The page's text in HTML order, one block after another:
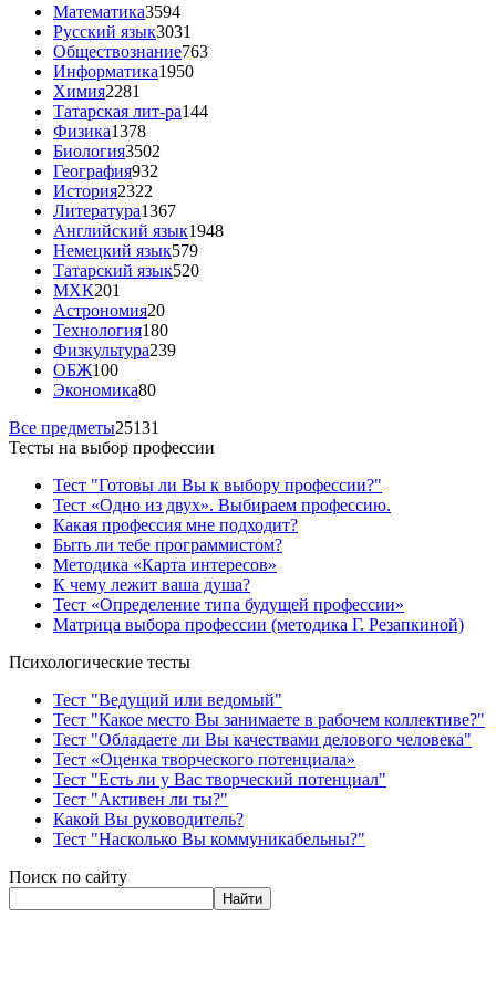
Математика3594
Русский язык3031
Обществознание763
Информатика1950
Химия2281
Татарская лит-ра144
Физика1378
Биология3502
География932
История2322
Литература1367
Английский язык1948
Немецкий язык579
Татарский язык520
МХК201
Астрономия20
Технология180
Физкультура239
ОБЖ100
Экономика80
Все предметы25131
Тесты на выбор профессии
Тест "Готовы ли Вы к выбору профессии?"
Тест «Одно из двух». Выбираем профессию.
Какая профессия мне подходит?
Быть ли тебе программистом?
Методика «Карта интересов»
К чему лежит ваша душа?
Тест «Определение типа будущей профессии»
Матрица выбора профессии (методика Г. Резапкиной)
Психологические тесты
Тест "Ведущий или ведомый"
Тест "Какое место Вы занимаете в рабочем коллективе?"
Тест "Обладаете ли Вы качествами делового человека"
Тест «Оценка творческого потенциала»
Тест "Есть ли у Вас творческий потенциал"
Тест "Активен ли ты?"
Какой Вы руководитель?
Тест "Насколько Вы коммуникабельны?"
Поиск по сайту
Найти